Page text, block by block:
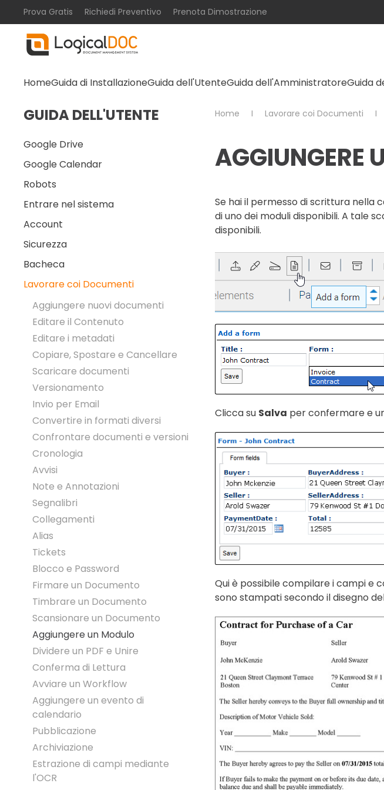
Skip to main content
Prova Gratis Richiedi Preventivo Prenota Dimostrazione
HomeGuida di InstallazioneGuida dell'UtenteGuida dell'AmministratoreGuida
Home Lavorare coi Documenti
AGGIUNGERE
Se hai il permesso di scrittura nella
di uno dei moduli disponibili. A tale
disponibili.
Clicca su Salva per confermare e
Qui è possibile compilare i campi e
sono stampati secondo il disegno
GUIDA DELL'UTENTE
Google Drive
Google Calendar
Robots
Entrare nel sistema
Account
Sicurezza
Bacheca
Lavorare coi Documenti
Aggiungere nuovi documenti
Editare il Contenuto
Editare i metadati
Copiare, Spostare e Cancellare
Scaricare documenti
Versionamento
Invio per Email
Convertire in formati diversi
Confrontare documenti e versioni
Cronologia
Avvisi
Note e Annotazioni
Segnalibri
Collegamenti
Alias
Tickets
Blocco e Password
Firmare un Documento
Timbrare un Documento
Scansionare un Documento
Aggiungere un Modulo
Dividere un PDF e Unire
Conferma di Lettura
Avviare un Workflow
Aggiungere un evento di
calendario
Pubblicazione
Archiviazione
Estrazione di campi mediante
l'OCR